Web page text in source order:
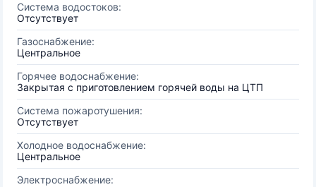
Система водостоков:
Отсутствует
Газоснабжение:
Центральное
Горячее водоснабжение:
Закрытая с приготовлением горячей воды на ЦТП
Система пожаротушения:
Отсутствует
Холодное водоснабжение:
Центральное
Электроснабжение: